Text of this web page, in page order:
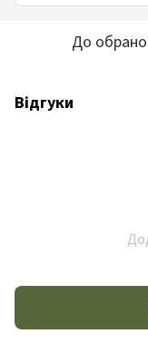
До
Відгуки